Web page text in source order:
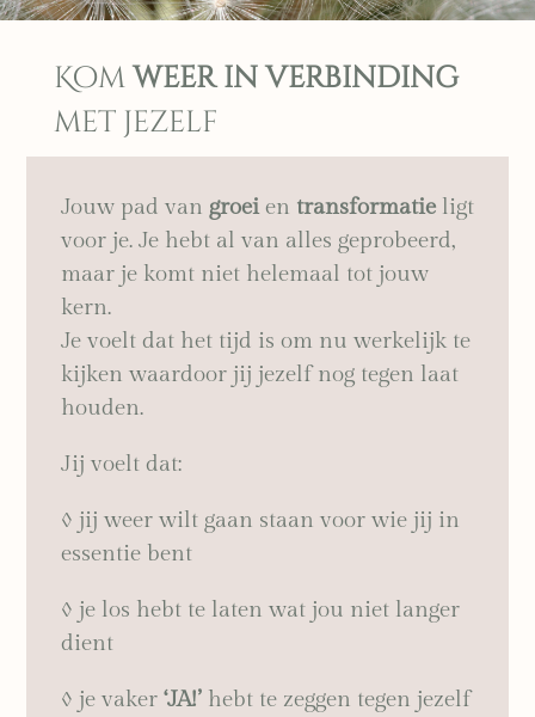
Komweer in verbinding
met jezelf
Jouw pad van groeien transformatieligt
voor je. Je hebt al van alles geprobeerd,
maar je komt niet helemaal tot jouw
kern.
Je voelt dat het tijd is om nu werkelijk te
kijken waardoor jij jezelf nog tegen laat
houden.
Jij voelt dat:
◊ jij weer wilt gaan staan voor wie jij in
essentie bent
◊ je los hebt te laten wat jou niet langer
dient
◊ je vaker ‘JA!’hebt te zeggen tegen jezelf